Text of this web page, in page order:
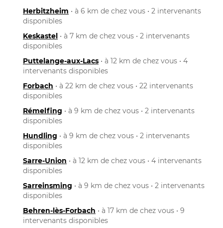
Herbitzheim • à 6 km de chez vous • 2 intervenants
disponibles
Keskastel • à 7 km de chez vous • 2 intervenants
disponibles
Puttelange-aux-Lacs • à 12 km de chez vous • 4
intervenants disponibles
Forbach • à 22 km de chez vous • 22 intervenants
disponibles
Rémelfing • à 9 km de chez vous • 2 intervenants
disponibles
Hundling • à 9 km de chez vous • 2 intervenants
disponibles
Sarre-Union • à 12 km de chez vous • 4 intervenants
disponibles
Sarreinsming • à 9 km de chez vous • 2 intervenants
disponibles
Behren-lès-Forbach • à 17 km de chez vous • 9
intervenants disponibles